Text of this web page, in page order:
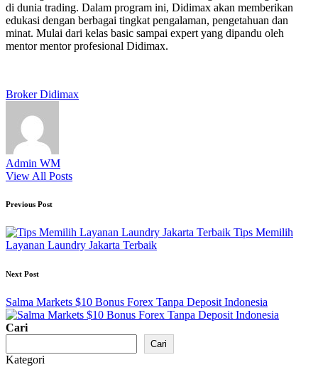
di dunia trading. Dalam program ini, Didimax akan memberikan
edukasi dengan berbagai tingkat pengalaman, pengetahuan dan
minat. Mulai dari kelas basic sampai expert yang dipandu oleh
mentor mentor profesional Didimax.
Tags:
Broker Didimax
Admin WM
View All Posts
Post
navigation
Previous Post
Tips Memilih
Layanan Laundry Jakarta Terbaik
Next Post
Salma Markets $10 Bonus Forex Tanpa Deposit Indonesia
Cari
Cari
Kategori